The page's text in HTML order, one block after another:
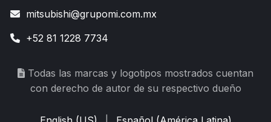
mitsubishi@grupomi.com.mx
+52 81 1228 7734
Todas las marcas y logotipos mostrados cuentan
con derecho de autor de su respectivo dueño